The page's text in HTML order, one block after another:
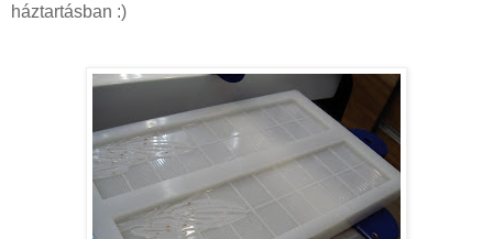
háztartásban :)